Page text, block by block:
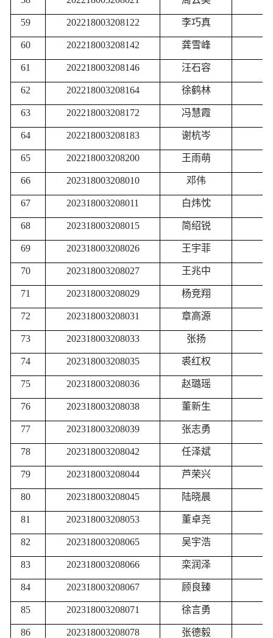
59 202218003208122 李巧真
60 202218003208142 龚雪峰
61 202218003208146 汪石容
62 202218003208164 徐鹤林
63 202218003208172 冯慧霞
64 202218003208183 谢杭岑
65 202218003208200 王雨萌
66 202318003208010 邓伟
67 202318003208011 白炜忱
68 202318003208015 简绍锐
69 202318003208026 王宇菲
70 202318003208027 王兆中
71 202318003208029 杨竞翔
72 202318003208031 章高源
73 202318003208033 张扬
74 202318003208035 裘红权
75 202318003208036 赵璐瑶
76 202318003208038 董新生
77 202318003208039 张志勇
78 202318003208042 任泽斌
79 202318003208044 芦荣兴
80 202318003208045 陆晓晨
81 202318003208053 董卓尧
82 202318003208065 吴宇浩
83 202318003208066 栾润泽
84 202318003208067 顾良臻
85 202318003208071 徐言勇
86 202318003208078 张德毅